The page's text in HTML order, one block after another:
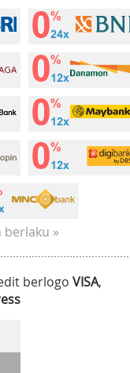
»
berlogo VISA,